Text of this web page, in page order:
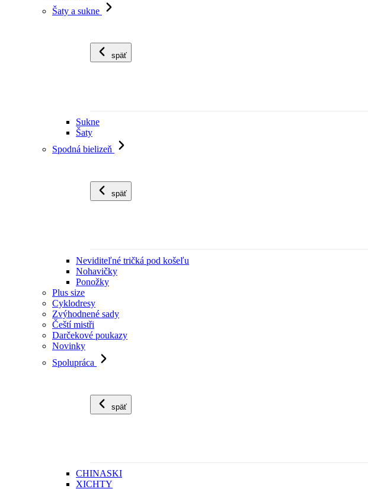
Šaty a sukne
späť
Sukne
Šaty
Spodná bielizeň
späť
Neviditeľné tričká pod košeľu
Nohavičky
Ponožky
Plus size
Cyklodresy
Zvýhodnené sady
Čeští mistři
Darčekové poukazy
Novinky
Spolupráca
späť
CHINASKI
XICHTY